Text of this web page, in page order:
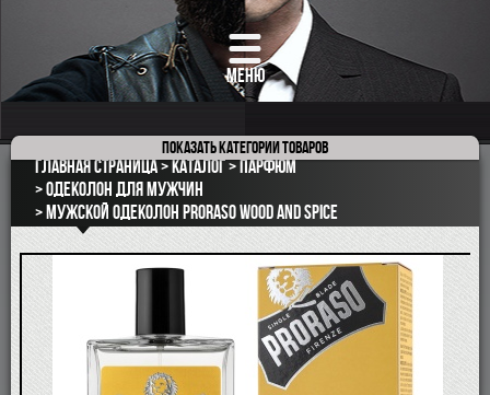
МЕНЮ
Показатькатегории товаров
ПОДАРОЧНЫЕ НАБОРЫ
ОПАСНЫЕ БРИТВЫ
РЕМНИ
КЛАССИЧЕСКИЕ СТАНКИ
БРИТВЕННЫЕ НАБОРЫ
ПОМАЗКИ
СОВРЕМЕННЫЕ БРИТВЫ
ФУТЛЯРЫ
ДЛЯ БРИТЬЯ
ПОСЛЕ БРИТЬЯ
Главная страница Каталог
парфюм
Одеколон для мужчин
Мужской одеколон Proraso WOOD AND SPICE